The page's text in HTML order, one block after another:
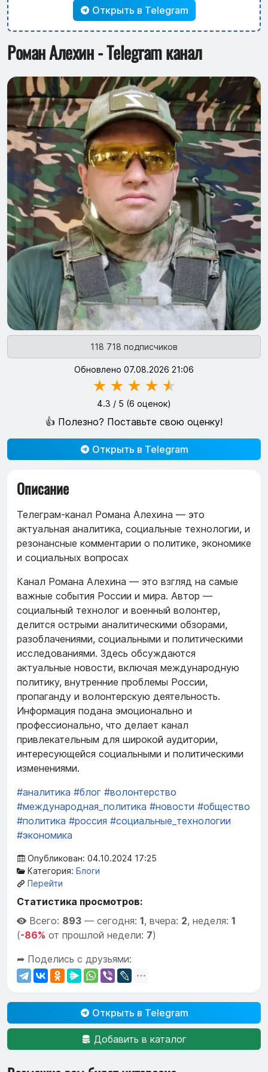
Открыть в Telegram
Роман Алехин - Telegram канал
118 718 подписчиков
Обновлено 07.08.2026 21:06
★ ★ ★ ★ ★
4.3 / 5 (6 оценок)
👍 Полезно? Поставьте свою оценку!
Открыть в Telegram
Описание
Телеграм-канал Романа Алехина — это
актуальная аналитика, социальные технологии, и
резонансные комментарии о политике, экономике
и социальных вопросах
Канал Романа Алехина — это взгляд на самые
важные события России и мира. Автор —
социальный технолог и военный волонтер,
делится острыми аналитическими обзорами,
разоблачениями, социальными и политическими
исследованиями. Здесь обсуждаются
актуальные новости, включая международную
политику, внутренние проблемы России,
пропаганду и волонтерскую деятельность.
Информация подана эмоционально и
профессионально, что делает канал
привлекательным для широкой аудитории,
интересующейся социальными и политическими
изменениями.
#аналитика #блог #волонтерство
#международная_политика #новости #общество
#политика #россия #социальные_технологии
#экономика
Опубликован: 04.10.2024 17:25
Категория: Блоги
Перейти
Статистика просмотров:
Всего: 893 — сегодня: 1, вчера: 2, неделя: 1
(-86% от прошлой недели: 7)
➦ Поделись с друзьями:
Открыть в Telegram
Добавить в каталог